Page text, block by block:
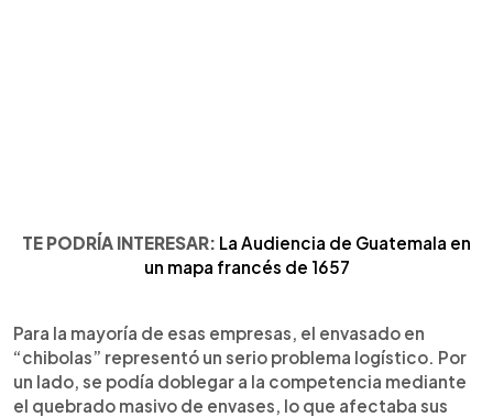
TE PODRÍA INTERESAR: La Audiencia de Guatemala en
un mapa francés de 1657
Para la mayoría de esas empresas, el envasado en
“chibolas” representó un serio problema logístico. Por
un lado, se podía doblegar a la competencia mediante
el quebrado masivo de envases, lo que afectaba sus